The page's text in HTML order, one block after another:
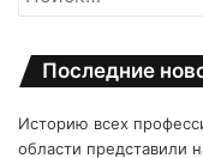
Последние
Историю всех
области представили